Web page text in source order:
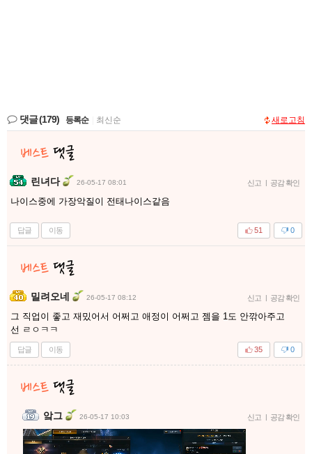
댓글(179) 등록순 최신순 새로고침
린녀다 26-05-17 08:01 신고 | 공감 확인
나이스중에 가장악질이 전태나이스같음
답글 이동 0
51
밀려오네 26-05-17 08:12 신고 | 공감 확인
그 직업이 좋고 재밌어서 어쩌고 애정이 어쩌고 젬을 1도 안깎아주고
선 ㄹㅇㅋㅋ
답글 이동 0
35
앜그 26-05-17 10:03 신고 | 공감 확인